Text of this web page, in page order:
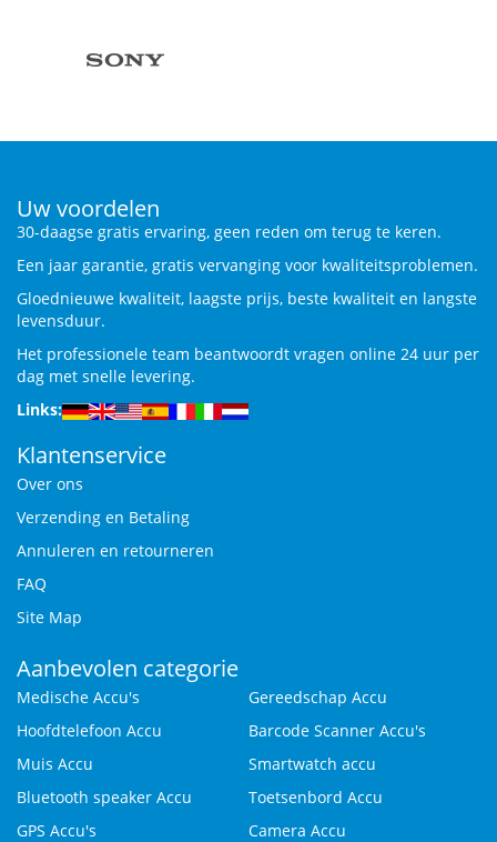
Uw voordelen
30-daagse gratis ervaring, geen reden om terug te keren.
Een jaar garantie, gratis vervanging voor kwaliteitsproblemen.
Gloednieuwe kwaliteit, laagste prijs, beste kwaliteit en langste
levensduur.
Het professionele team beantwoordt vragen online 24 uur per
dag met snelle levering.
Links:
Klantenservice
Over ons
Verzending en Betaling
Annuleren en retourneren
FAQ
Site Map
Aanbevolen categorie
Medische Accu's
Gereedschap Accu
Hoofdtelefoon Accu
Barcode Scanner Accu's
Muis Accu
Smartwatch accu
Bluetooth speaker Accu
Toetsenbord Accu
GPS Accu's
Camera Accu